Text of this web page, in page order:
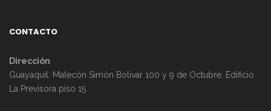
CONTACTO
Dirección
Guayaquil: Malecón Simón Bolivar 100 y 9 de Octubre, Edificio
La Previsora piso 15